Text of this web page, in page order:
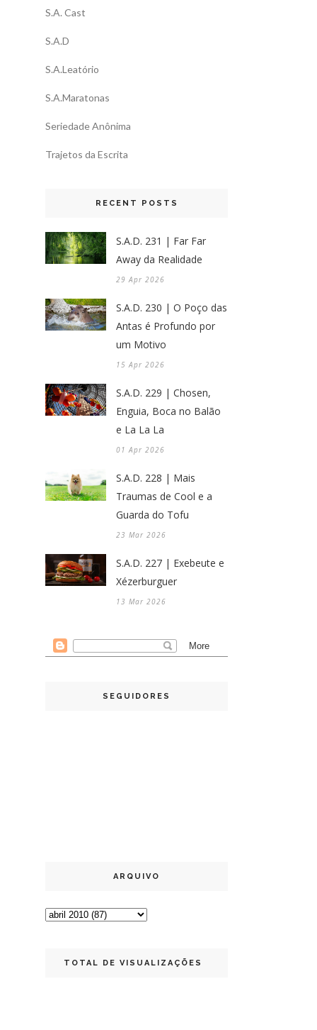
S.A. Cast
S.A.D
S.A.Leatório
S.A.Maratonas
Seriedade Anônima
Trajetos da Escrita
RECENT POSTS
S.A.D. 231 | Far Far
Away da Realidade
29 Apr 2026
S.A.D. 230 | O Poço das
Antas é Profundo por
um Motivo
15 Apr 2026
S.A.D. 229 | Chosen,
Enguia, Boca no Balão
e La La La
01 Apr 2026
S.A.D. 228 | Mais
Traumas de Cool e a
Guarda do Tofu
23 Mar 2026
S.A.D. 227 | Exebeute e
Xézerburguer
13 Mar 2026
SEGUIDORES
ARQUIVO
TOTAL DE VISUALIZAÇÕES